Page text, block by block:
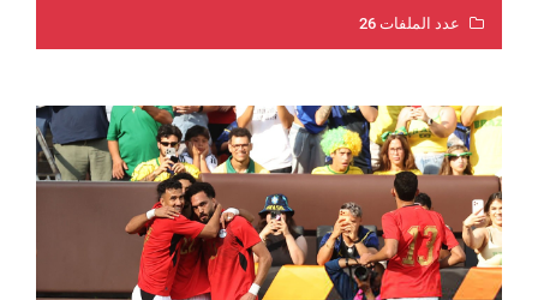
عدد الملفات 26